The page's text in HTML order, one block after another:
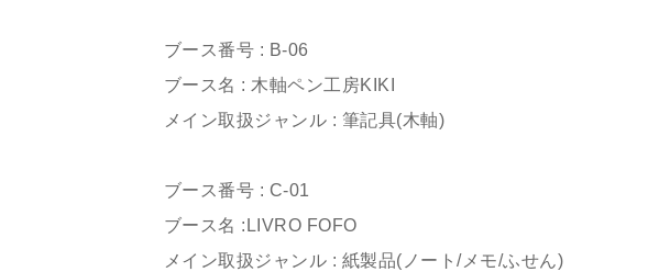
ブース番号 : B-06
ブース名 : 木軸ペン工房KIKI
メイン取扱ジャンル : 筆記具(木軸)
ブース番号 : C-01
ブース名 :LIVRO FOFO
メイン取扱ジャンル : 紙製品(ノート/メモ/ふせん)